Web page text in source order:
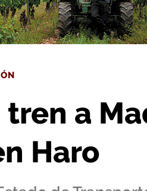
tren a Madrid hará
tren a
Haro